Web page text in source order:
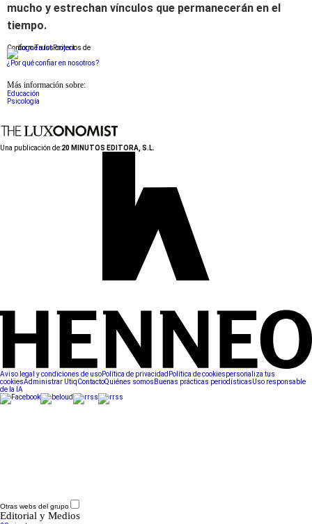
mucho y estrechan vínculos que permanecerán en el
tiempo.
Conforme a los criterios de
¿Por qué confiar en nosotros?
Más información sobre:
Educación
Psicología
Una publicación de:20 MINUTOS EDITORA, S.L.
Aviso legal y condiciones de usoPolítica de privacidad Política de cookiespersonaliza tus
cookiesAdministrar UtiqContactoQuiénes somos Buenas prácticas periodísticasUso responsable
de la IA
Otras webs del grupo
Editorial y Medios